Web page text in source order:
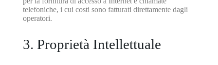
telefoniche, i cui costi sono fatturati direttamente dagli
operatori.
3. Proprietà Intellettuale